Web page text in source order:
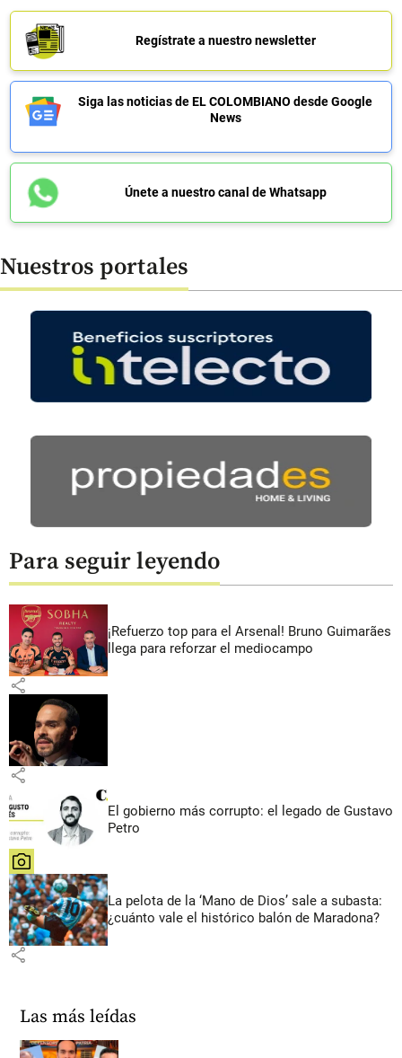
Regístrate a nuestro newsletter
Siga las noticias de EL COLOMBIANO desde Google
News
Únete a nuestro canal de Whatsapp
Nuestros portales
Para seguir leyendo
¡Refuerzo top para el Arsenal! Bruno Guimarães
llega para reforzar el mediocampo
share
share
El gobierno más corrupto: el legado de Gustavo
Petro
share
La pelota de la ‘Mano de Dios’ sale a subasta:
¿cuánto vale el histórico balón de Maradona?
share
Las más leídas